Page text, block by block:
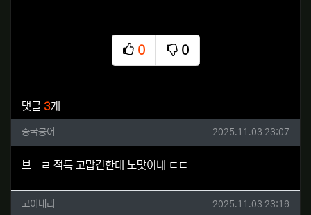
0
추천
0
비추천
댓글 3개
중국붕어님의 댓글
중국붕어 작성일
2025.11.03 23:07
브ㅡㄹ 적특 고맙긴한데 노맛이네 ㄷㄷ
고이내리님의 댓글
고이내리 작성일
2025.11.03 23:16